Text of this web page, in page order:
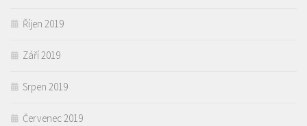
Říjen 2019
Září 2019
Srpen 2019
Červenec 2019